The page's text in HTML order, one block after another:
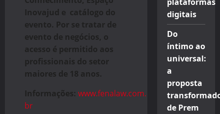
Inovajud e catálogo do
evento. Por se tratar de
evento de negócios, o
acesso é permitido aos
profissionais do setor
maiores de 18 anos.
Informações: www.fenalaw.com.
br
digitais
Do
íntimo ao
universal:
a
proposta
de Prem